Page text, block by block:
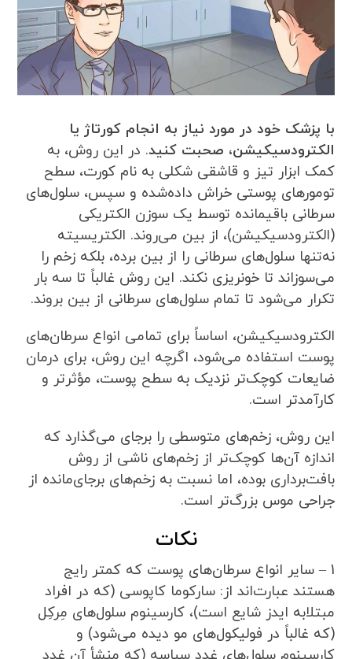
با پزشک خود در مورد نیاز به انجام کورتاژ یا
الکترودسیکیشن، صحبت کنید. در این روش، به
کمک ابزار تیز و قاشقی شکلی به نام کورت، سطح
تومورهای پوستی خراش داده‌شده و سپس، سلول‌های
سرطانی باقیمانده توسط یک سوزن الکتریکی
(الکترودسیکیشن)، از بین می‌روند. الکتریسیته
نه‌تنها سلول‌های سرطانی را از بین برده، بلکه زخم را
می‌سوزاند تا خونریزی نکند. این روش غالباً تا سه بار
تکرار می‌شود تا تمام سلول‌های سرطانی از بین بروند.
الکترودسیکیشن، اساساً برای تمامی انواع سرطان‌های
پوست استفاده می‌شود، اگرچه این روش، برای درمان
ضایعات کوچک‌تر نزدیک به سطح پوست، مؤثرتر و
کارآمدتر است.
این روش، زخم‌های متوسطی را برجای می‌گذارد که
اندازه آن‌ها کوچک‌تر از زخم‌های ناشی از روش
بافت‌برداری بوده، اما نسبت به زخم‌های برجای‌مانده از
جراحی موس بزرگ‌تر است.
نکات
1 – سایر انواع سرطان‌های پوست که کمتر رایج
هستند عبارت‌اند از: سارکوما کاپوسی (که در افراد
مبتلابه ایدز شایع است)، کارسینوم سلول‌های مِرکِل
(که غالباً در فولیکول‌های مو دیده می‌شود) و